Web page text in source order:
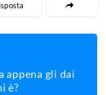
appena gli dai
è?